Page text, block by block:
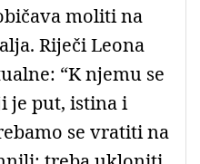
moliti na
Riječi Leona
“K njemu se
je put, istina i
se vratiti na